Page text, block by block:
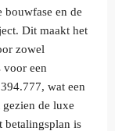
bouwfase en de
Dit maakt het
zowel
voor een
wat een
de luxe
betalingsplan is